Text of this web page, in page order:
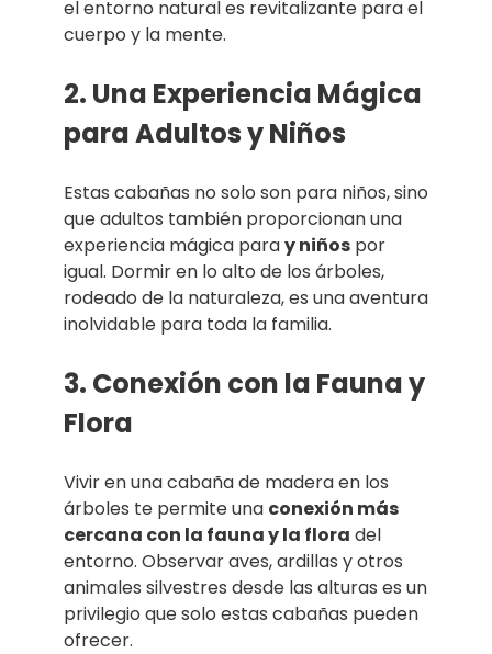
el entorno natural es revitalizante para el
cuerpo y la mente.
2. Una Experiencia Mágica
para Adultos y Niños
Estas cabañas no solo son para niños, sino
que adultos también proporcionan una
experiencia mágica paray niños por
igual. Dormir en lo alto de los árboles,
rodeado de la naturaleza, es una aventura
inolvidable para toda la familia.
3. Conexión con la Fauna y
Flora
Vivir en una cabaña de madera en los
árboles te permite una conexión más
cercana con la fauna y la flora del
entorno. Observar aves, ardillas y otros
animales silvestres desde las alturas es un
privilegio que solo estas cabañas pueden
ofrecer.